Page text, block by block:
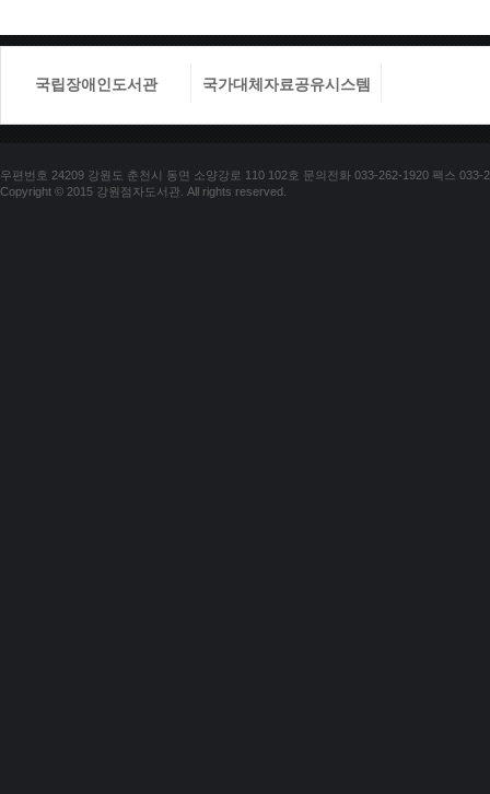
국립장애인도서관 국가대체자료공유시스템
우편번호 24209 강원도 춘천시 동면 소양강로 110 102호 문의전화 033-262-1920 팩스 033-
Copyright © 2015 강원점자도서관. All rights reserved.